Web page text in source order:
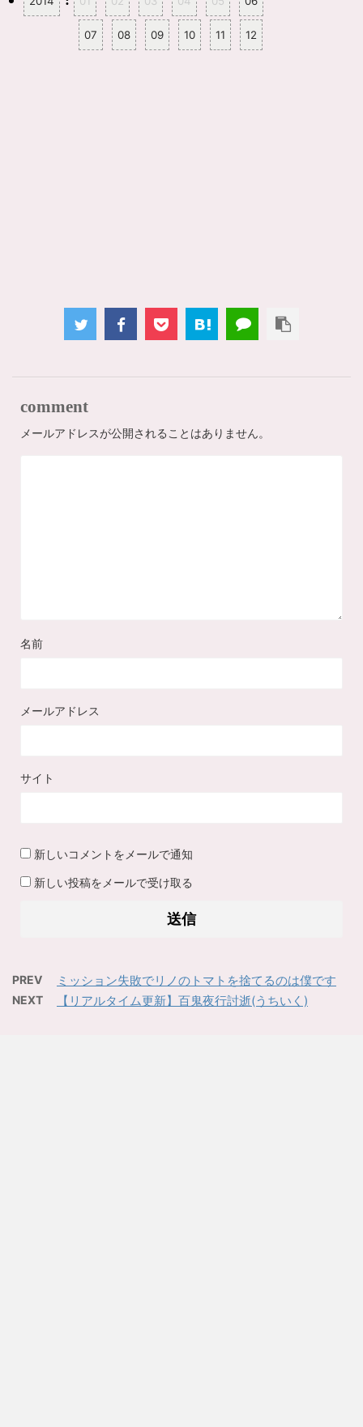
07 08 09 10 11 12
comment
メールアドレスが公開されることはありません。
名前
メールアドレス
サイト
新しいコメントをメールで通知
新しい投稿をメールで受け取る
PREV ミッション失敗でリノのトマトを捨てるのは僕です
NEXT 【リアルタイム更新】百鬼夜行討逝(うちいく)